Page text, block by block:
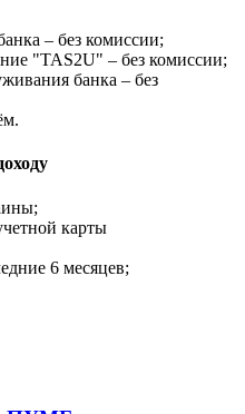
– без комиссии;
"TAS2U" – без комиссии;
банка – без
карты
6 месяцев;